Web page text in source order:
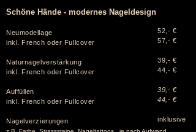
Schöne Hände - modernes Nageldesign
Neumodellage
inkl. French oder Fullcover
Naturnagelverstärkung
inkl. French oder Fullcover
Auffüllen
inkl. French oder Fullcover
Nagelverzierungen
52,- €
57,- €
39,- €
44,- €
39,- €
44,- €
inklusive